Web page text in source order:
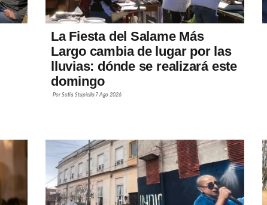
La Fiesta del Salame Más
Largo cambia de lugar por las
lluvias: dónde se realizará este
domingo
Por Sofía Stupiello 7 Ago 2026